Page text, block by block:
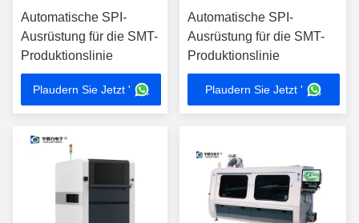
Automatische SPI-
Ausrüstung für die SMT-
Produktionslinie
Plaudern Sie Jetzt '
Automatische SPI-
Ausrüstung für die SMT-
Produktionslinie
Plaudern Sie Jetzt '